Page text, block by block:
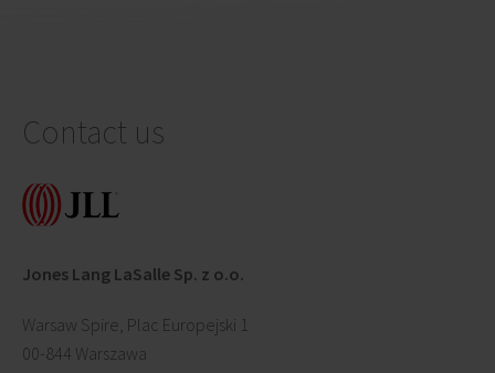
Contact us
Jones Lang LaSalle Sp. z o.o.
Warsaw Spire, Plac Europejski 1
00-844 Warszawa